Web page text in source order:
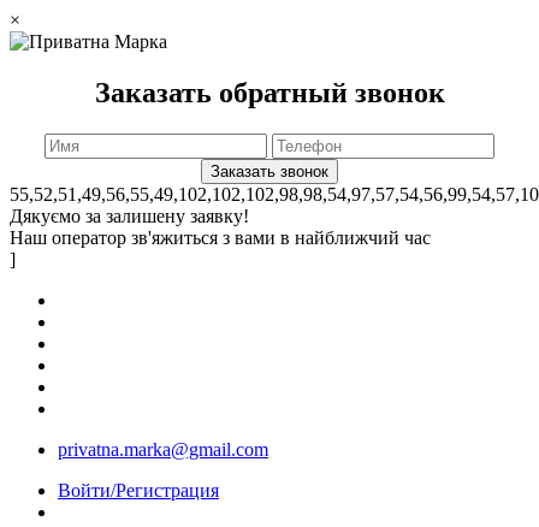
×
Заказать обратный звонок
Дякуємо за залишену заявку!
Наш оператор зв'яжиться з вами в найближчий час
]
privatna.marka@gmail.com
Войти/Регистрация